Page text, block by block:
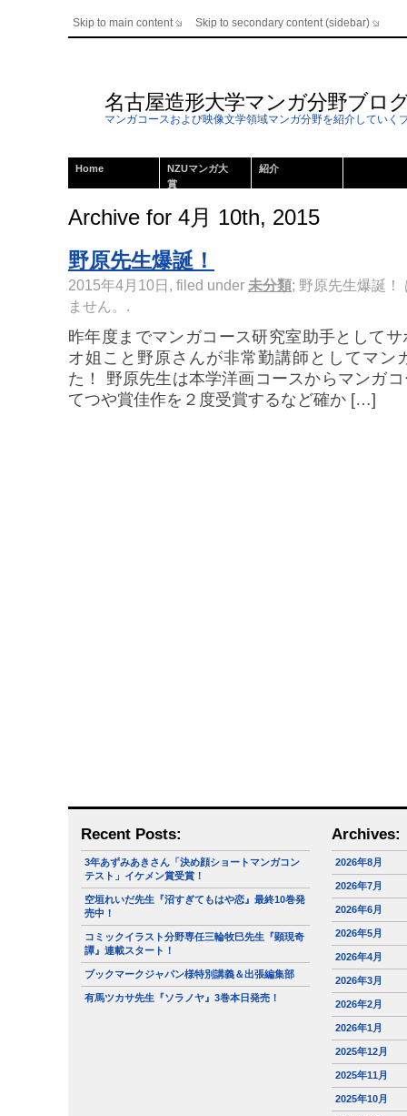
Skip to main content Skip to secondary content (sidebar)
名古屋造形大学マンガ分野ブロ
マンガコースおよび映像文学領域マンガ分野を紹介していく
Home
NZUマンガ大
賞
紹介
Archive for 4月 10th, 2015
野原先生爆誕！
2015年4月10日, filed under 未分類; 野原先生爆誕！
ません。 .
昨年度までマンガコース研究室助手として
オ姐こと野原さんが非常勤講師としてマン
た！ 野原先生は本学洋画コースからマンガ
てつや賞佳作を２度受賞するなど確か […]
Recent Posts:
3年あずみあきさん「決め顔ショートマンガコン
テスト」イケメン賞受賞！
空垣れいだ先生『沼すぎてもはや恋』最終10巻発
売中！
コミックイラスト分野専任三輪牧巳先生『顕現奇
譚』連載スタート！
ブックマークジャパン様特別講義＆出張編集部
有馬ツカサ先生『ソラノヤ』3巻本日発売！
Archives:
2026年8月
2026年7月
2026年6月
2026年5月
2026年4月
2026年3月
2026年2月
2026年1月
2025年12月
2025年11月
2025年10月